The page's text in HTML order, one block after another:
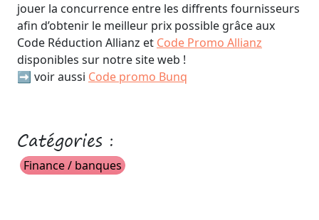
jouer la concurrence entre les diffrents fournisseurs
afin d’obtenir le meilleur prix possible grâce aux
Code Réduction Allianz et Code Promo Allianz
disponibles sur notre site web !
➡️ voir aussi Code promo Bunq
Catégories :
Finance / banques